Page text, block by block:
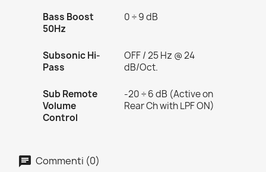
Bass Boost
50Hz
0 ÷ 9 dB
Subsonic Hi-
Pass
OFF / 25 Hz @ 24
dB/Oct.
Sub Remote
Volume
Control
-20 ÷ 6 dB (Active on
Rear Ch with LPF ON)
Commenti (0)